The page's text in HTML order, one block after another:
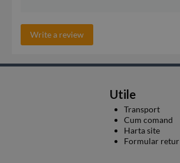
Write a review
Utile
Transport
Cum comand
Harta site
Formular retur